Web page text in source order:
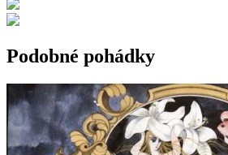
Podobné pohádky